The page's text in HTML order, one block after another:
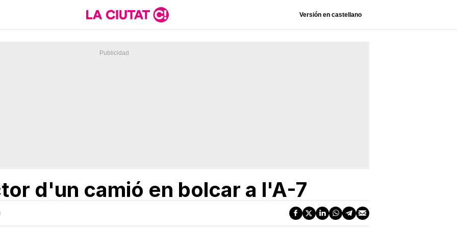
Versión en castellano
d'un camió en bolcar a l'A-7